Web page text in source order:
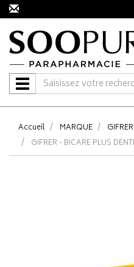
Navigation
Accueil MARQUE
GIFRER
GIFRER - BICARE PLUS